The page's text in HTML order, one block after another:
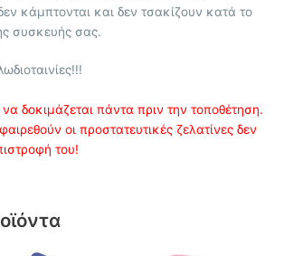
κάμπτονται και δεν τσακίζουν κατά το
συσκευής σας.
δοκιμάζεται πάντα πριν την τοποθέτηση.
οι προστατευτικές ζελατίνες δεν
του!